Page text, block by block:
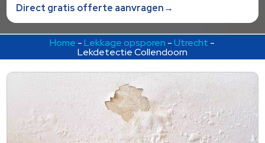
Direct gratis offerte aanvragen→
Home -Lekkage opsporen -Utrecht -
Lekdetectie Collendoorn